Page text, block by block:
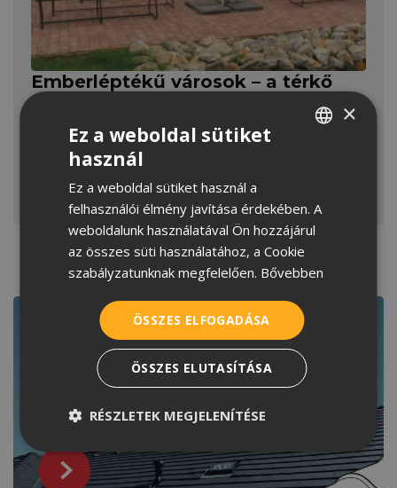
Emberléptékű városok – a térkő
mint a közösségi terek kulcsa
Az emberléptékű várostervezés nemcsak a
funkcionális, hanem az élhető, esztétikus
a térkő szerepe jóval meghatározóbb, mint elsőre
gondolnánk. A Terrán térkövek minden stílushoz
tökéletesen párosíthatók.
Kapcsolódó tartalmak
SERBIAN
×
Ez a weboldal sütiket
használ
Ez a weboldal sütiket használ a
felhasználói élmény javítása érdekében. A
weboldalunk használatával Ön hozzájárul
az összes süti használatához, a Cookie
szabályzatunknak megfelelően. Bővebben
ÖSSZES ELFOGADÁSA
ÖSSZES ELUTASÍTÁSA
RÉSZLETEK MEGJELENÍTÉSE